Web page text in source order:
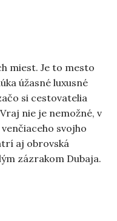
miest. Je to mesto
úžasné luxusné
si cestovatelia
nie je nemožné, v
svojho
aj obrovská
zázrakom Dubaja.